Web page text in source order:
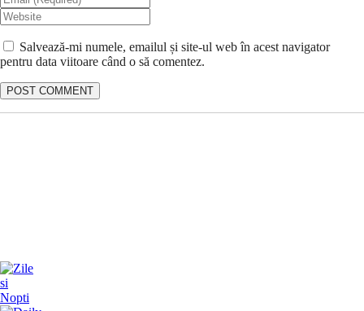
Salvează-mi numele, emailul și site-ul web în acest navigator
pentru data viitoare când o să comentez.